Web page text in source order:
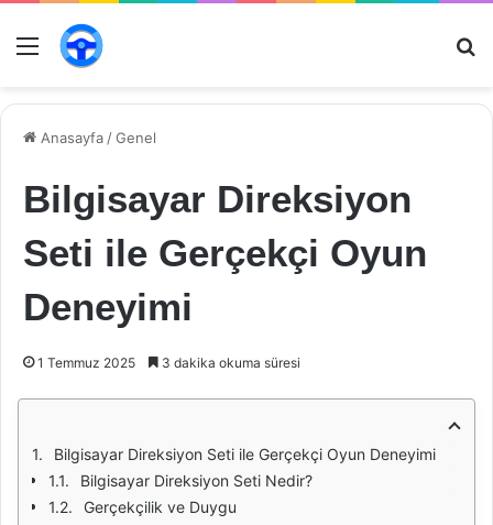
Menü
Anasayfa /Genel
Bilgisayar Direksiyon
Seti ile Gerçekçi Oyun
Deneyimi
1 Temmuz 2025 3 dakika okuma süresi
Bilgisayar Direksiyon Seti ile Gerçekçi Oyun Deneyimi
Bilgisayar Direksiyon Seti Nedir?
Gerçekçilik ve Duygu